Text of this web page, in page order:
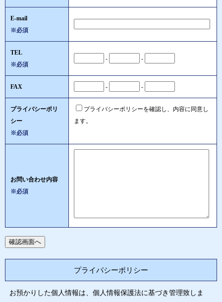
E-mail
※必須
TEL
※必須
- -
FAX - -
プライバシーポリ
シー
※必須
プライバシーポリシーを確認し、内容に同意し
ます。
お問い合わせ内容
※必須
プライバシーポリシー
お預かりした個人情報は、個人情報保護法に基づき管理致しま